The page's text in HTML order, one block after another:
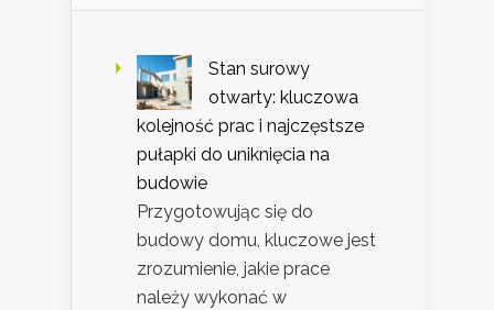
Stan surowy
otwarty: kluczowa
kolejność prac i najczęstsze
pułapki do uniknięcia na
budowie
Przygotowując się do
budowy domu, kluczowe jest
zrozumienie, jakie prace
należy wykonać w